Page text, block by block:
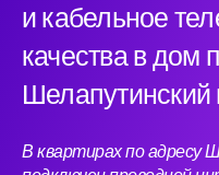
и кабельное
качества в дом
Шелапутинский
В квартирах по адресу